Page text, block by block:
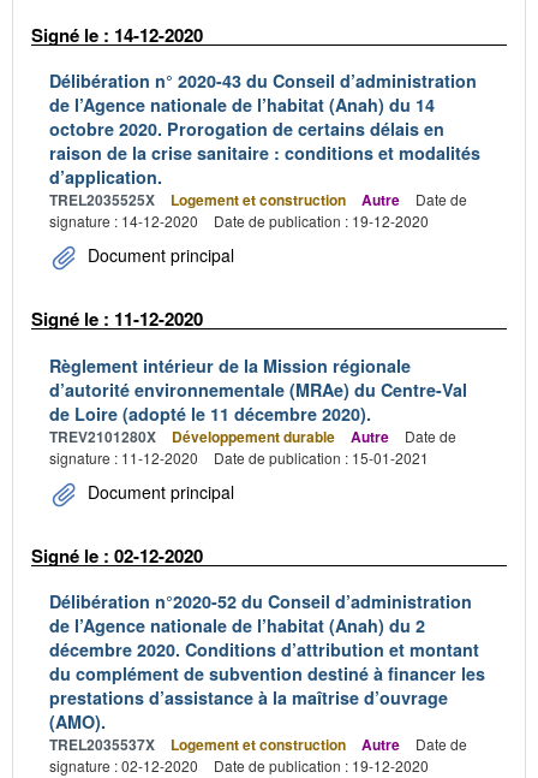
Signé le : 14-12-2020
Délibération n° 2020-43 du Conseil d’administration
de l’Agence nationale de l’habitat (Anah) du 14
octobre 2020. Prorogation de certains délais en
raison de la crise sanitaire : conditions et modalités
d’application.
TREL2035525X Logement et construction Autre
Date de
signature : 14-12-2020
Date de publication : 19-12-2020
Document principal
Signé le : 11-12-2020
Règlement intérieur de la Mission régionale
d’autorité environnementale (MRAe) du Centre-Val
de Loire (adopté le 11 décembre 2020).
TREV2101280X Développement durable Autre
Date de
signature : 11-12-2020
Date de publication : 15-01-2021
Document principal
Signé le : 02-12-2020
Délibération n°2020-52 du Conseil d’administration
de l’Agence nationale de l’habitat (Anah) du 2
décembre 2020. Conditions d’attribution et montant
du complément de subvention destiné à financer les
prestations d’assistance à la maîtrise d’ouvrage
(AMO).
TREL2035537X Logement et construction Autre
Date de
signature : 02-12-2020
Date de publication : 19-12-2020